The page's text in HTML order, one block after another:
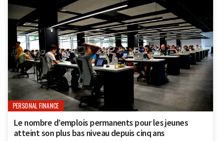
PERSONAL FINANCE
Le nombre d’emplois permanents pour les jeunes
atteint son plus bas niveau depuis cinq ans